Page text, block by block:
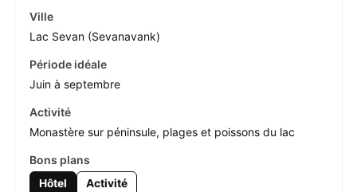
Lac Sevan (Sevanavank)
Juin à septembre
Monastère sur péninsule, plages et poissons du lac
Hôtel Activité